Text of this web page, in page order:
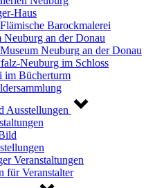
Haus
Barockmalerei
Neuburg an der Donau
Neuburg an der Donau
Neuburg im Schloss
im Bücherturm
Ausstellungen
Veranstaltungen
für Veranstalter